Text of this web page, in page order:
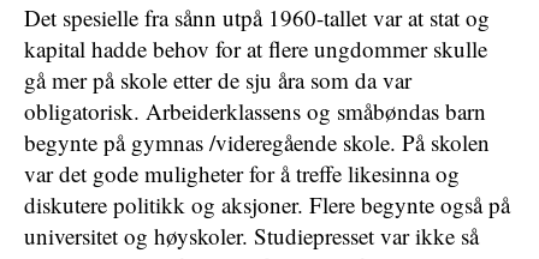
Det spesielle fra sånn utpå 1960-tallet var at stat og
kapital hadde behov for at flere ungdommer skulle
gå mer på skole etter de sju åra som da var
obligatorisk. Arbeiderklassens og småbøndas barn
begynte på gymnas /videregående skole. På skolen
var det gode muligheter for å treffe likesinna og
diskutere politikk og aksjoner. Flere begynte også på
universitet og høyskoler. Studiepresset var ikke så